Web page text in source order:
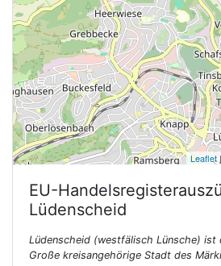
Leaflet
EU-
Lüdenscheid
Lüdenscheid (westfälisch Lünsche) ist
Große kreisangehörige Stadt des